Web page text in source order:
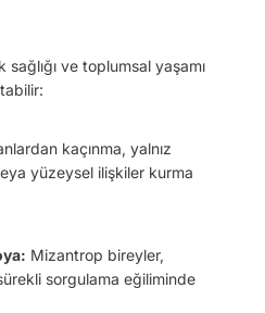
ve toplumsal yaşamı
kaçınma, yalnız
yüzeysel ilişkiler kurma
Mizantrop bireyler,
sorgulama eğiliminde